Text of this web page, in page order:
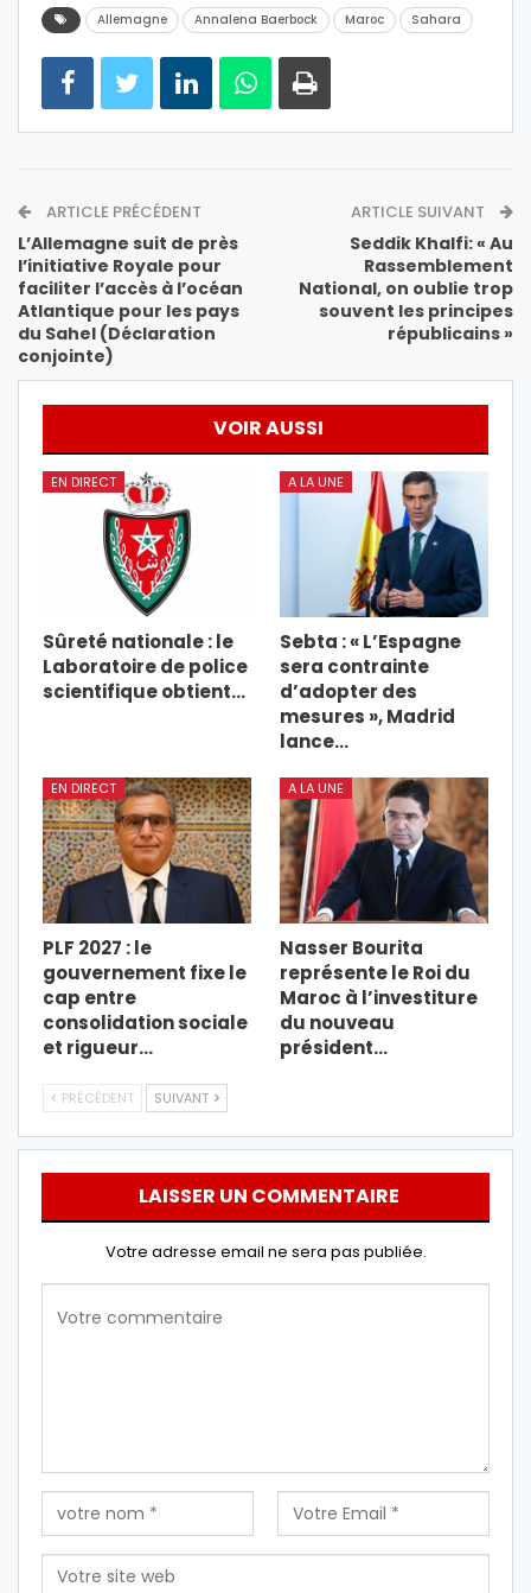
Allemagne Annalena Baerbock Maroc Sahara
ARTICLE PRÉCÉDENT
L’Allemagne suit de près
l’initiative Royale pour
faciliter l’accès à l’océan
Atlantique pour les pays
du Sahel (Déclaration
conjointe)
ARTICLE SUIVANT
Seddik Khalfi: « Au
Rassemblement
National, on oublie trop
souvent les principes
républicains »
VOIR AUSSI
EN DIRECT
Sûreté nationale : le
Laboratoire de police
scientifique obtient…
A LA UNE
Sebta : « L’Espagne
sera contrainte
d’adopter des
mesures », Madrid
lance…
EN DIRECT
PLF 2027 : le
gouvernement fixe le
cap entre
consolidation sociale
et rigueur…
A LA UNE
Nasser Bourita
représente le Roi du
Maroc à l’investiture
du nouveau
président…
PRÉCÉDENT SUIVANT
LAISSER UN COMMENTAIRE
Votre adresse email ne sera pas publiée.